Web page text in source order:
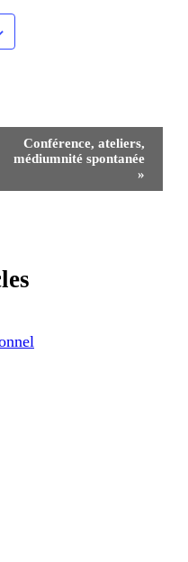
Conférence, ateliers,
médiumnité spontanée
»